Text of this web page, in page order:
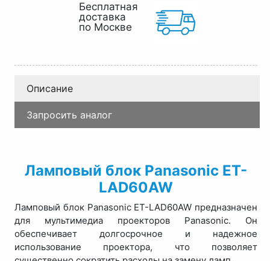
Бесплатная
доставка
по Москве
Описание
Запросить аналог
Ламповый блок Panasonic ET-
LAD60AW
Ламповый блок Panasonic ET-LAD60AW предназначен
для мультимедиа проекторов Panasonic. Он
обеспечивает долгосрочное и надежное
использование проектора, что позволяет